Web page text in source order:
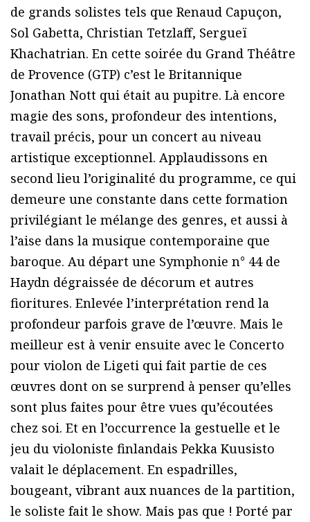
de grands solistes tels que Renaud Capuçon,
Sol Gabetta, Christian Tetzlaff, Sergueï
Khachatrian. En cette soirée du Grand Théâtre
de Provence (GTP) c’est le Britannique
Jonathan Nott qui était au pupitre. Là encore
magie des sons, profondeur des intentions,
travail précis, pour un concert au niveau
artistique exceptionnel. Applaudissons en
second lieu l’originalité du programme, ce qui
demeure une constante dans cette formation
privilégiant le mélange des genres, et aussi à
l’aise dans la musique contemporaine que
baroque. Au départ une Symphonie n° 44 de
Haydn dégraissée de décorum et autres
fioritures. Enlevée l’interprétation rend la
profondeur parfois grave de l’œuvre. Mais le
meilleur est à venir ensuite avec le Concerto
pour violon de Ligeti qui fait partie de ces
œuvres dont on se surprend à penser qu’elles
sont plus faites pour être vues qu’écoutées
chez soi. Et en l’occurrence la gestuelle et le
jeu du violoniste finlandais Pekka Kuusisto
valait le déplacement. En espadrilles,
bougeant, vibrant aux nuances de la partition,
le soliste fait le show. Mais pas que ! Porté par